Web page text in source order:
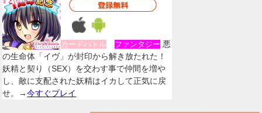
カードバトル ファンタジー 悪
の生命体「イヴ」が封印から解き放たれた！
妖精と契り（SEX）を交わす事で仲間を増や
し、敵に支配された妖精はイカして正気に戻
せ。→今すぐプレイ